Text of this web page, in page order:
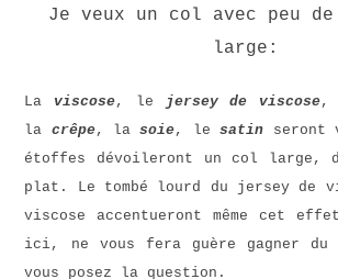
Je veux un col avec peu
large:
La viscose, le jersey de viscose,
la crêpe, lasoie, lesatin seront
étoffes dévoileront un col large,
plat. Le tombé lourd du jersey de
viscose accentueront même cet
ici, ne vous fera guère gagner du
vous posez la question.